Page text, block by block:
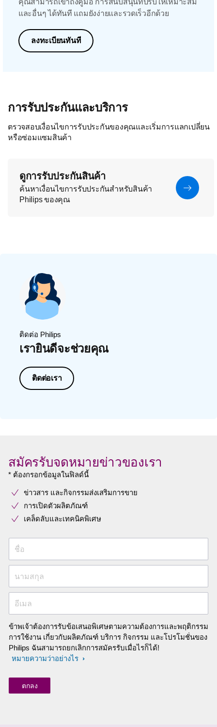
คุณสามารถเข้าถึงคู่มือ การสนับสนุนที่ปรับให้เหมาะสม
และอื่นๆ ได้ทันที แถมยังง่ายและรวดเร็วอีกด้วย
ลงทะเบียนทันที
การรับประกันและบริการ
ตรวจสอบเงื่อนไขการรับประกันของคุณและเริ่มการแลกเปลี่ยน
หรือซ่อมแซมสินค้า
ดูการรับประกันสินค้า
ค้นหาเงื่อนไขการรับประกันสำหรับสินค้า
Philips ของคุณ
ติดต่อ Philips
เรายินดีจะช่วยคุณ
ติดต่อเรา
สมัครรับจดหมายข่าวของเรา
* ต้องกรอกข้อมูลในฟิลด์นี้
ข่าวสาร และกิจกรรมส่งเสริมการขาย
การเปิดตัวผลิตภัณฑ์
เคล็ดลับและเทคนิคพิเศษ
ชื่อ
นามสกุล
อีเมล
ข้าพเจ้าต้องการรับข้อเสนอพิเศษตามความต้องการและพฤติกรรม
การใช้งาน เกี่ยวกับผลิตภัณฑ์ บริการ กิจกรรม และโปรโมชั่นของ
Philips ฉันสามารถยกเลิกการสมัครรับเมื่อไรก็ได้!
หมายความว่าอย่างไร